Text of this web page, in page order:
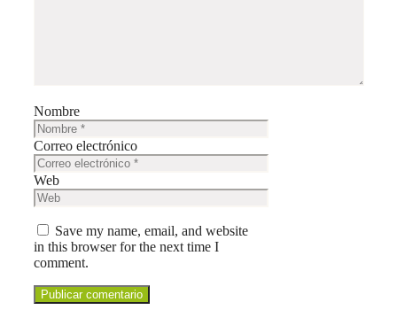
Nombre
Correo electrónico
Web
Save my name, email, and website
in this browser for the next time I
comment.